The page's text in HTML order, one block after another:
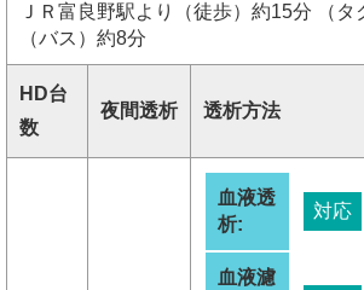
ＪＲ富良野駅より（徒歩）約15分 （タ
（バス）約8分
HD台
数
夜間透析 透析方法
血液透
析:
対応
血液濾